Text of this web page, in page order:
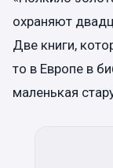
охраняют
Две книги,
то в Европе в
маленькая